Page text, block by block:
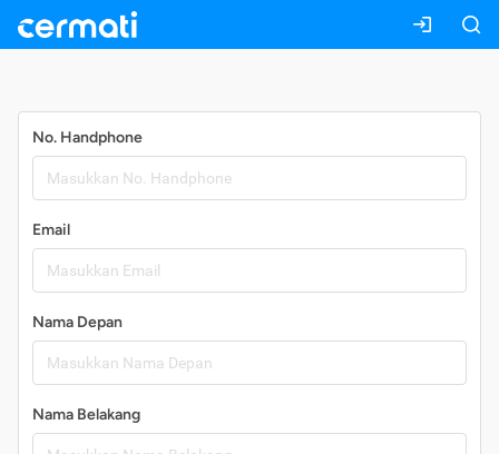
No. Handphone
Email
Nama Depan
Nama Belakang